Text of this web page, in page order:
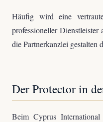
Häufig wird eine
professioneller
die Partnerkanzlei gestalten
Der Protector in
Beim Cyprus